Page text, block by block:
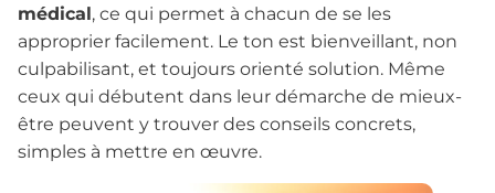
médical, ce qui permet à chacun de se les
approprier facilement. Le ton est bienveillant, non
culpabilisant, et toujours orienté solution. Même
ceux qui débutent dans leur démarche de mieux-
être peuvent y trouver des conseils concrets,
simples à mettre en œuvre.